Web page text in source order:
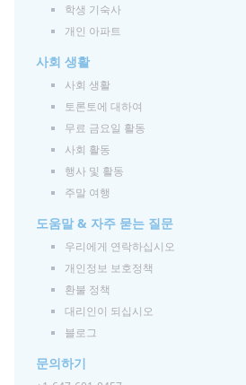
학생 기숙사
개인 아파트
사회 생활
사회 생활
토론토에 대하여
무료 금요일 활동
사회 활동
행사 및 활동
주말 여행
도움말 & 자주 묻는 질문
우리에게 연락하십시오
개인정보 보호정책
환불 정책
대리인이 되십시오
블로그
문의하기